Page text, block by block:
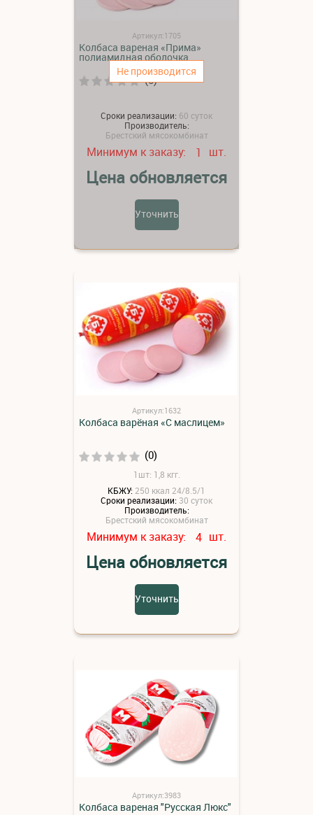
Не производится
Артикул:1705
Колбаса вареная «Прима»
полиамидная оболочка
(0)
Сроки реализации: 60 суток
Производитель:
Брестский мясокомбинат
Минимум к заказу: 1 шт.
Цена обновляется
Уточнить
Артикул:1632
Колбаса варёная «С маслицем»
(0)
1шт: 1,8 кгг.
КБЖУ: 250 ккал 24/8.5/1
Сроки реализации: 30 суток
Производитель:
Брестский мясокомбинат
Минимум к заказу: 4 шт.
Цена обновляется
Уточнить
Артикул:3983
Колбаса вареная "Русская Люкс"